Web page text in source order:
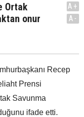
Ortak
onur
A+
A-
Recep
Prensi
Savunma
ifade etti.